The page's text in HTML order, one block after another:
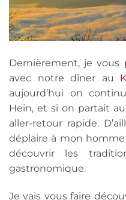
Dernièrement, je vous
avec notre dîner au
aujourd’hui on
Hein, et si on partait
aller-retour rapide.
déplaire à mon homme
découvrir les
gastronomique.
Je vais vous faire